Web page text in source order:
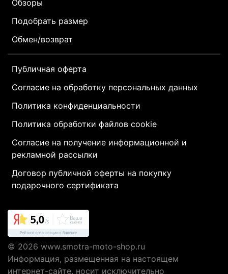
Обзоры
Подобрать размер
Обмен/возврат
Публичная оферта
Согласие на обработку персональных данных
Политика конфиденциальности
Политика обработки файлов cookie
Согласие на получение информационной и
рекламной рассылки
Договор публичной оферты на покупку
подарочного сертификата
© 2026 www.smotra-moto-shop.ru
Информация, размещенная на настоящем
интернет-сайте, носит исключительно